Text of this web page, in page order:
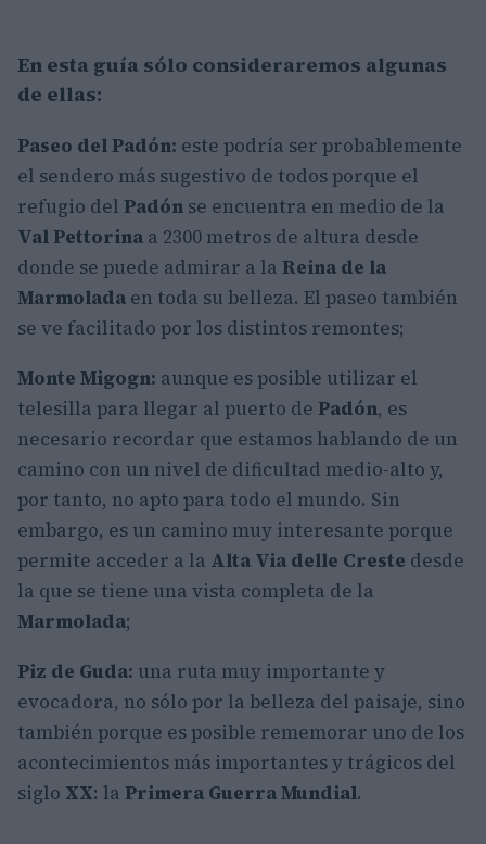
En esta guía sólo consideraremos algunas
de ellas:
Paseo del Padón: este podría ser probablemente
el sendero más sugestivo de todos porque el
refugio del Padón se encuentra en medio de la
Val Pettorina a 2300 metros de altura desde
donde se puede admirar a la Reina de la
Marmolada en toda su belleza. El paseo también
se ve facilitado por los distintos remontes;
Monte Migogn: aunque es posible utilizar el
telesilla para llegar al puerto de Padón, es
necesario recordar que estamos hablando de un
camino con un nivel de dificultad medio-alto y,
por tanto, no apto para todo el mundo. Sin
embargo, es un camino muy interesante porque
permite acceder a la Alta Via delle Creste desde
la que se tiene una vista completa de la
Marmolada;
Piz de Guda: una ruta muy importante y
evocadora, no sólo por la belleza del paisaje, sino
también porque es posible rememorar uno de los
acontecimientos más importantes y trágicos del
siglo XX: la Primera Guerra Mundial.